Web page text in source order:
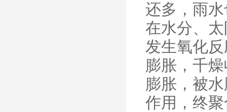
还多，雨
在水分、
发生氧化
膨胀，千
膨胀，被
作用，终